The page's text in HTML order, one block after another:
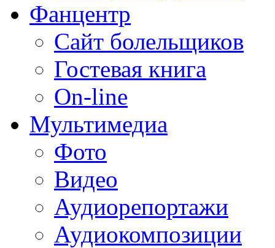
Фанцентр
Сайт болельщиков
Гостевая книга
On-line
Мультимедиа
Фото
Видео
Аудиорепортажи
Аудиокомпозиции